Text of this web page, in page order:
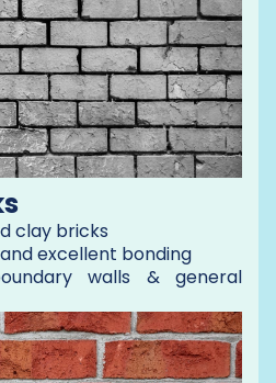
clay bricks
excellent bonding
walls & general